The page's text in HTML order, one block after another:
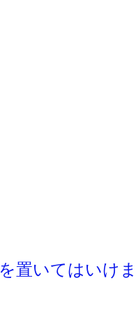
置いてはいけ